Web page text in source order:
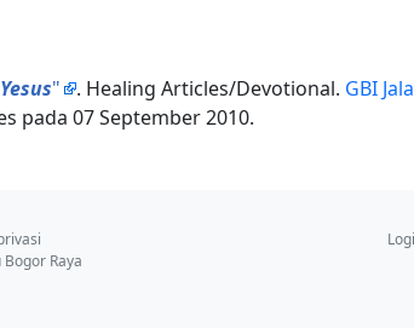
" . Healing Articles/Devotional. GBI
pada 07 September 2010.
Raya